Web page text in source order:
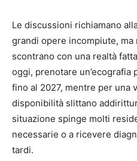
Le discussioni richiamano
grandi opere incompiute,
scontrano con una realtà
oggi, prenotare
fino al 2027, mentre per una
disponibilità slittano
situazione spinge molti
necessarie o a ricevere
tardi.